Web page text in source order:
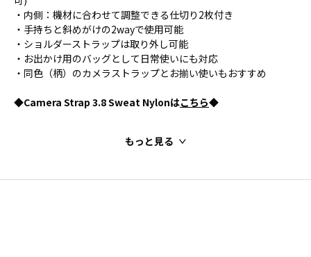
・内側：機材に合わせて調整できる仕切り2枚付き
・手持ちと斜めがけの2wayで使用可能
・ショルダーストラップは取り外し可能
・お出かけ用のバッグとして日常使いにも対応
・同色（柄）のカメラストラップとお揃い使いもおすすめ
◆Camera Strap 3.8 Sweat Nylonはこちら◆
もっと見る